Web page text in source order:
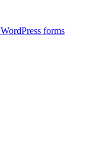
WordPress forms